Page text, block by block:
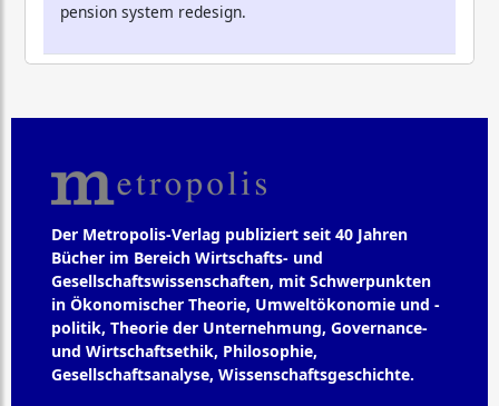
pension system redesign.
Der Metropolis-Verlag publiziert seit 40 Jahren
Bücher im Bereich Wirtschafts- und
Gesellschaftswissenschaften, mit Schwerpunkten
in Ökonomischer Theorie, Umweltökonomie und -
politik, Theorie der Unternehmung, Governance-
und Wirtschaftsethik, Philosophie,
Gesellschaftsanalyse, Wissenschaftsgeschichte.